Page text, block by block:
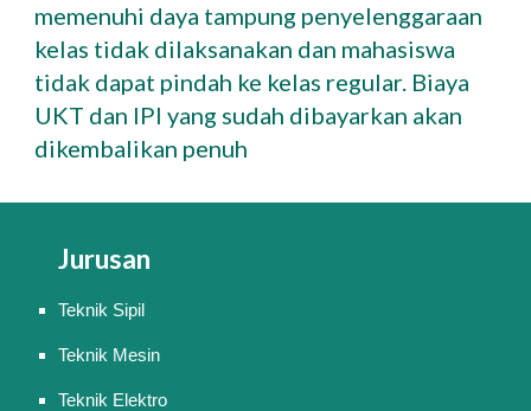
memenuhi daya tampung penyelenggaraan
kelas tidak dilaksanakan dan mahasiswa
tidak dapat pindah ke kelas regular. Biaya
UKT dan IPI yang sudah dibayarkan akan
dikembalikan penuh
Jurusan
Teknik Sipil
Teknik Mesin
Teknik Elektro